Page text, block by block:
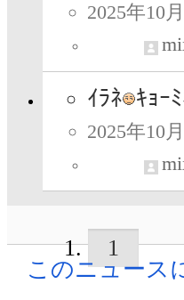
2025年10
ｲﾗﾈ ｷｮｰ
2025年10
1
このニュース